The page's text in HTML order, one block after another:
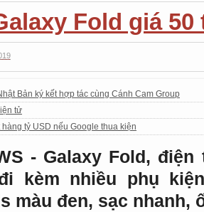
Fold giá
Bản ký kết hợp tác cùng Cánh Cam Group
tử
tỷ USD nếu Google thua kiện
- Galaxy Fold,
đi kèm nhiều phụ
màu đen, sạc nhanh,